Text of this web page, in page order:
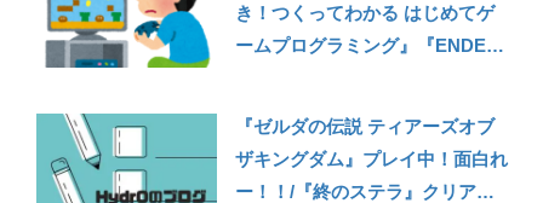
き！つくってわかる はじめてゲ
ームプログラミング』『ENDER
『ゼルダの伝説 ティアーズオブ
ザキングダム』プレイ中！面白れ
ー！！/『終のステラ』クリア！